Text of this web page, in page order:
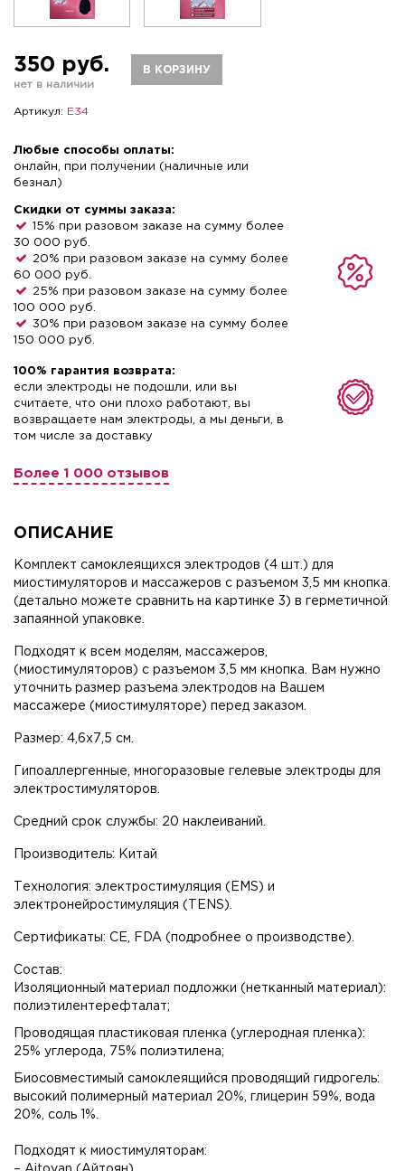
350 руб.
нет в наличии
В КОРЗИНУ
Артикул: E34
Любые способы оплаты:
онлайн, при получении (наличные или
безнал)
Скидки от суммы заказа:
15% при разовом заказе на сумму более
30 000 руб.
20% при разовом заказе на сумму более
60 000 руб.
25% при разовом заказе на сумму более
100 000 руб.
30% при разовом заказе на сумму более
150 000 руб.
100% гарантия возврата:
если электроды не подошли, или вы
считаете, что они плохо работают, вы
возвращаете нам электроды, а мы деньги, в
том числе за доставку
Более 1 000 отзывов
ОПИСАНИЕ
Комплект самоклеящихся электродов (4 шт.) для
миостимуляторов и массажеров с разъемом 3,5 мм кнопка.
(детально можете сравнить на картинке 3) в герметичной
запаянной упаковке.
Подходят к всем моделям, массажеров,
(миостимуляторов) с разъемом 3,5 мм кнопка. Вам нужно
уточнить размер разъема электродов на Вашем
массажере (миостимуляторе) перед заказом.
Размер: 4,6х7,5 см.
Гипоаллергенные, многоразовые гелевые электроды для
электростимуляторов.
Средний срок службы: 20 наклеиваний.
Производитель: Китай
Технология: электростимуляция (EMS) и
электронейростимуляция (TENS).
Сертификаты: CE, FDA (подробнее о производстве).
Состав:
Изоляционный материал подложки (нетканный материал):
полиэтилентерефталат;
Проводящая пластиковая пленка (углеродная пленка):
25% углерода, 75% полиэтилена;
Биосовместимый самоклеящийся проводящий гидрогель:
высокий полимерный материал 20%, глицерин 59%, вода
20%, соль 1%.
Подходят к миостимуляторам: